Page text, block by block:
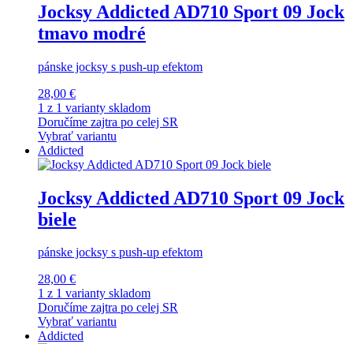
Jocksy Addicted AD710 Sport 09 Jock
tmavo modré
pánske jocksy s push-up efektom
28,00 €
1 z 1 varianty skladom
Doručíme zajtra po celej SR
Vybrať variantu
Addicted
Jocksy Addicted AD710 Sport 09 Jock
biele
pánske jocksy s push-up efektom
28,00 €
1 z 1 varianty skladom
Doručíme zajtra po celej SR
Vybrať variantu
Addicted